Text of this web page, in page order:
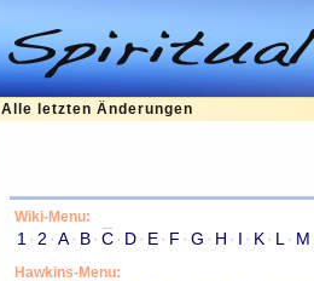
Alle letzten Änderungen
Wiki-Menu:
1 · 2 · A· B· C· D· E· F · G · H · I · K· L · M
Hawkins-Menu: